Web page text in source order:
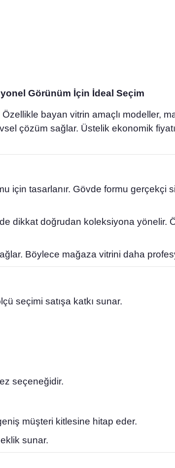
Görünüm İçin İdeal Seçim
bayan vitrin amaçlı modeller,
çözüm sağlar. Üstelik ekonomik
için tasarlanır. Gövde formu gerçekçi
dikkat doğrudan koleksiyona yönelir.
Böylece mağaza vitrini daha
seçimi satışa katkı sunar.
seçeneğidir.
müşteri kitlesine hitap eder.
sunar.